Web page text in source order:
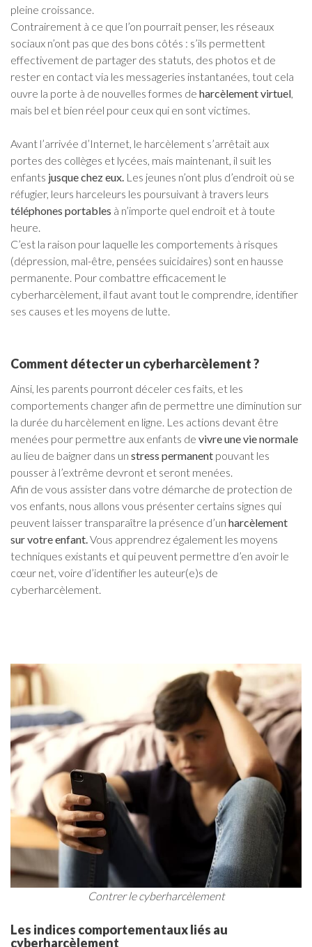
pleine croissance.
Contrairement à ce que l’on pourrait penser, les réseaux
sociaux n’ont pas que des bons côtés : s’ils permettent
effectivement de partager des statuts, des photos et de
rester en contact via les messageries instantanées, tout cela
ouvre la porte à de nouvelles formes de harcèlement virtuel,
mais bel et bien réel pour ceux qui en sont victimes.
Avant l’arrivée d’Internet, le harcèlement s’arrêtait aux
portes des collèges et lycées, mais maintenant, il suit les
enfants jusque chez eux. Les jeunes n’ont plus d’endroit où se
réfugier, leurs harceleurs les poursuivant à travers leurs
téléphones portables à n’importe quel endroit et à toute
heure.
C’est la raison pour laquelle les comportements à risques
(dépression, mal-être, pensées suicidaires) sont en hausse
permanente. Pour combattre efficacement le
cyberharcèlement, il faut avant tout le comprendre, identifier
ses causes et les moyens de lutte.
Comment détecter un cyberharcèlement ?
Ainsi, les parents pourront déceler ces faits, et les
comportements changer afin de permettre une diminution sur
la durée du harcèlement en ligne. Les actions devant être
menées pour permettre aux enfants de vivre une vie normale
au lieu de baigner dans un stress permanent pouvant les
pousser à l’extrême devront et seront menées.
Afin de vous assister dans votre démarche de protection de
vos enfants, nous allons vous présenter certains signes qui
peuvent laisser transparaître la présence d’un harcèlement
sur votre enfant. Vous apprendrez également les moyens
techniques existants et qui peuvent permettre d’en avoir le
cœur net, voire d’identifier les auteur(e)s de
cyberharcèlement.
Contrer le cyberharcèlement
Les indices comportementaux liés au
cyberharcèlement